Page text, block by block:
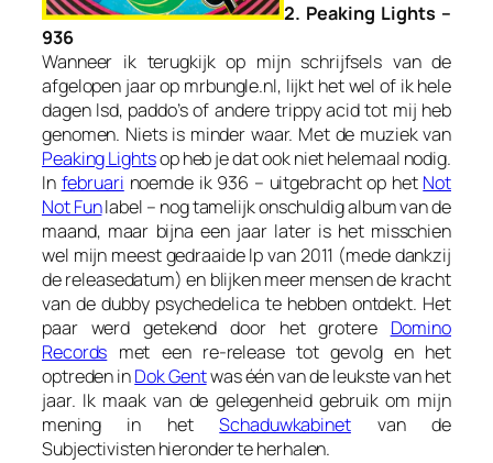
2. Peaking Lights –
936
Wanneer ik terugkijk op mijn schrijfsels van de
afgelopen jaar op mrbungle.nl, lijkt het wel of ik hele
dagen lsd, paddo’s of andere trippy acid tot mij heb
genomen. Niets is minder waar. Met de muziek van
Peaking Lightsop heb je dat ook niet helemaal nodig.
In februari noemde ik 936 – uitgebracht op het Not
Not Funlabel – nog tamelijk onschuldig album van de
maand, maar bijna een jaar later is het misschien
wel mijn meest gedraaide lp van 2011 (mede dankzij
de releasedatum) en blijken meer mensen de kracht
van de dubby psychedelica te hebben ontdekt. Het
paar werd getekend door het grotere Domino
Records met een re-release tot gevolg en het
optreden inDok Gentwas één van de leukste van het
jaar. Ik maak van de gelegenheid gebruik om mijn
mening in hetSchaduwkabinetvan de
Subjectivisten hieronder te herhalen.